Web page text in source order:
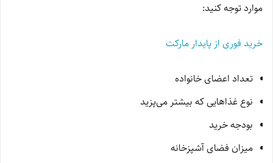
موارد توجه کنید:
خرید فوری از پایدار مارکت
تعداد اعضای خانواده
نوع غذاهایی که بیشتر می‌پزید
بودجه خرید
میزان فضای آشپزخانه